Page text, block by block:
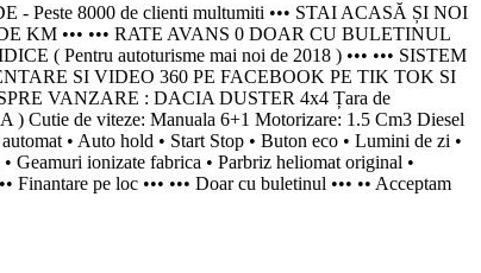
8000 de clienti multumiti ••• STAI ACASĂ ȘI NOI
••• ••• RATE AVANS 0 DOAR CU BULETINUL
( Pentru autoturisme mai noi de 2018 ) ••• ••• SISTEM
SI VIDEO 360 PE FACEBOOK PE TIK TOK SI
VANZARE : DACIA DUSTER 4x4 Țara de
Cutie de viteze: Manuala 6+1 Motorizare: 1.5 Cm3 Diesel
• Auto hold • Start Stop • Buton eco • Lumini de zi •
Geamuri ionizate fabrica • Parbriz heliomat original •
Finantare pe loc ••• ••• Doar cu buletinul ••• •• Acceptam